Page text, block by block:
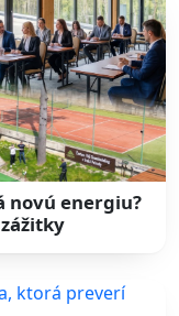
novú energiu?